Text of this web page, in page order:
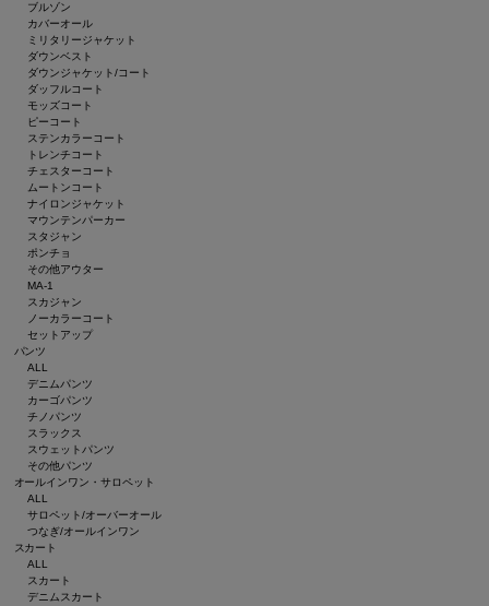
ブルゾン
カバーオール
ミリタリージャケット
ダウンベスト
ダウンジャケット/コート
ダッフルコート
モッズコート
ピーコート
ステンカラーコート
トレンチコート
チェスターコート
ムートンコート
ナイロンジャケット
マウンテンパーカー
スタジャン
ポンチョ
その他アウター
MA-1
スカジャン
ノーカラーコート
セットアップ
パンツ
ALL
デニムパンツ
カーゴパンツ
チノパンツ
スラックス
スウェットパンツ
その他パンツ
オールインワン・サロペット
ALL
サロペット/オーバーオール
つなぎ/オールインワン
スカート
ALL
スカート
デニムスカート